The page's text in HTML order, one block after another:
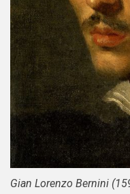
Gian Lorenzo Bernini